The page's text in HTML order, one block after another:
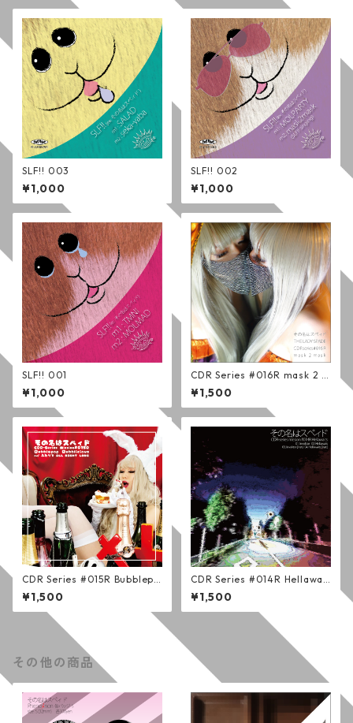
SLF!! 003
¥1,000
SLF!! 002
¥1,000
SLF!! 001
¥1,000
CDR Series #016R mask 2 m
ask (通常版)
¥1,500
CDR Series #015R Bubblepo
p Bubblicious (通常版)
¥1,500
CDR Series #014R Hellawait
s (通常版)
¥1,500
その他の商品